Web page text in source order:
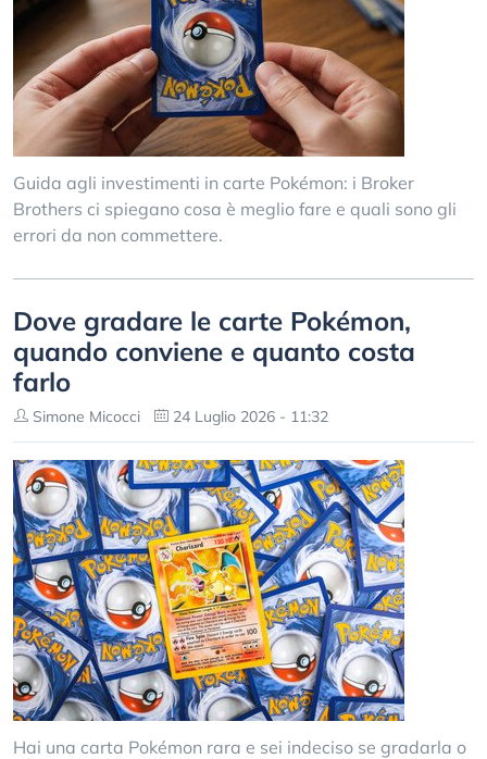
Guida agli investimenti in carte Pokémon: i Broker
Brothers ci spiegano cosa è meglio fare e quali sono gli
errori da non commettere.
Dove gradare le carte Pokémon,
quando conviene e quanto costa
farlo
Simone Micocci 24 Luglio 2026 - 11:32
Hai una carta Pokémon rara e sei indeciso se gradarla o